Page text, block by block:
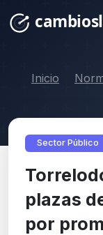
Inicio
Sector Público
plazas
por